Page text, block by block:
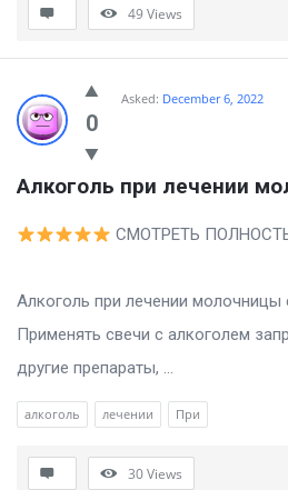
49Views
0
Asked: December 6, 2022
Алкоголь при лечении
СМОТРЕТЬ
Как
Алкоголь при лечении
Применять свечи с алкоголем
другие препараты, ...
алкоголь лечении При
30Views